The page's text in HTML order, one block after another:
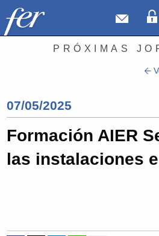
PRÓXIMAS
07/05/2025
Formación AIER
las instalaciones